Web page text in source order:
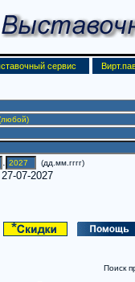
сервис
. (дд.мм.гггг)
07-2027
Поиск